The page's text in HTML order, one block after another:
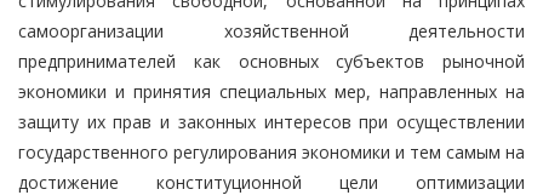
самоорганизации хозяйственной деятельности
предпринимателей как основных субъектов рыночной
экономики и принятия специальных мер, направленных на
защиту их прав и законных интересов при осуществлении
государственного регулирования экономики и тем самым на
достижение конституционной цели оптимизации